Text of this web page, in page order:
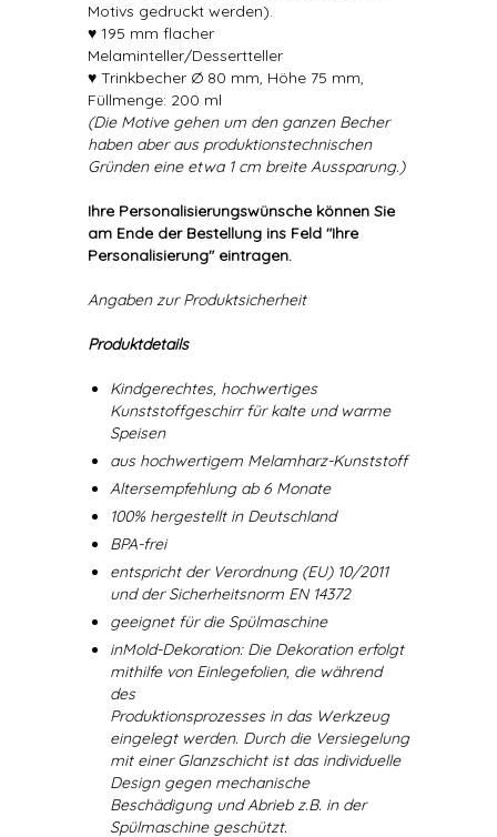
Motivs gedruckt werden).
♥ 195 mm flacher
Melaminteller/Dessertteller
♥ Trinkbecher Ø 80 mm, Höhe 75 mm,
Füllmenge: 200 ml
(Die Motive gehen um den ganzen Becher
haben aber aus produktionstechnischen
Gründen eine etwa 1 cm breite Aussparung.)
Ihre Personalisierungswünsche können Sie
am Ende der Bestellung ins Feld "Ihre
Personalisierung" eintragen.
Angaben zur Produktsicherheit
Produktdetails
Kindgerechtes, hochwertiges
Kunststoffgeschirr für kalte und warme
Speisen
aus hochwertigem Melamharz-Kunststoff
Altersempfehlung ab 6 Monate
100% hergestellt in Deutschland
BPA-frei
entspricht der Verordnung (EU) 10/2011
und der Sicherheitsnorm EN 14372
geeignet für die Spülmaschine
inMold-Dekoration: Die Dekoration erfolgt
mithilfe von Einlegefolien, die während
des
Produktionsprozesses in das Werkzeug
eingelegt werden. Durch die Versiegelung
mit einer Glanzschicht ist das individuelle
Design gegen mechanische
Beschädigung und Abrieb z.B. in der
Spülmaschine geschützt.